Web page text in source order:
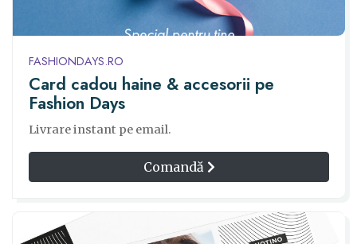
FASHIONDAYS.RO
Card cadou haine & accesorii pe
Fashion Days
Livrare instant pe email.
Comandă